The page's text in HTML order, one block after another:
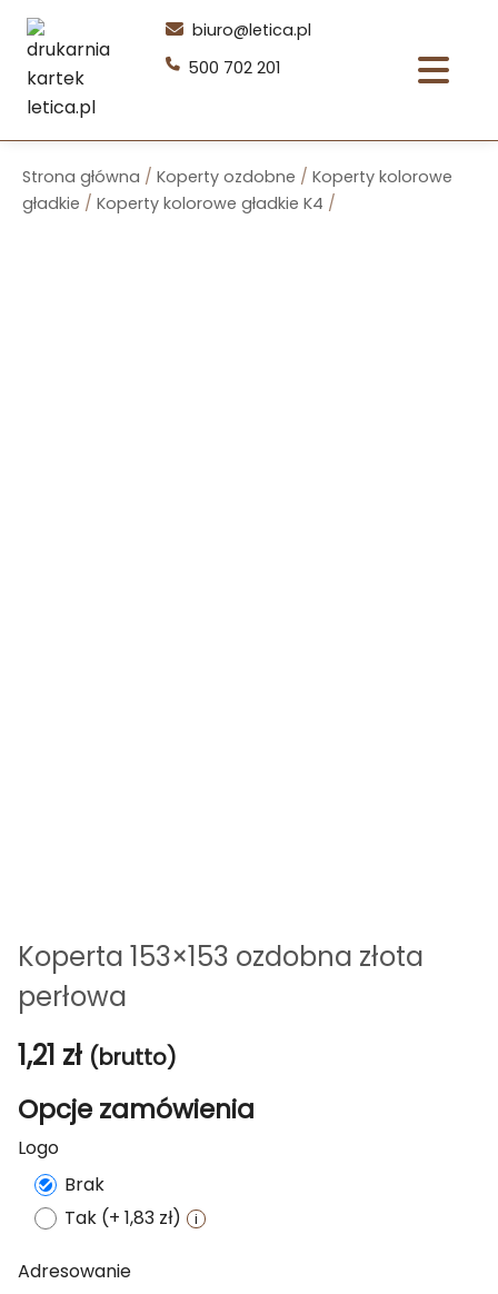
Przejdź
treści
biuro@letica.pl
500 702 201
Strona główna / Koperty ozdobne / Koperty kolorowe
gładkie / Koperty kolorowe gładkie K4 /
Koperta 153×153 ozdobna złota
perłowa
1,21 zł (brutto)
Opcje zamówienia
Logo
Brak
Tak (+ 1,83 zł)
Adresowanie